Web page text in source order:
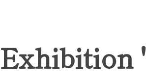
Exhibition